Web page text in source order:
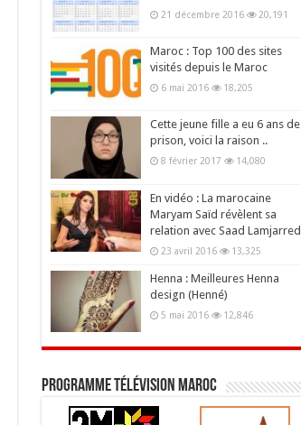
21 décembre 2016 20,191
Maroc : Top 100 des sites
visités depuis le Maroc
6 mai 2016 18,205
Cette jeune fille a eu 6 ans de
prison, voici la raison ..
8 février 2017 14,080
En vidéo : La marocaine
Maryam Saïd révèlent sa
relation avec Saad Lamjarred
23 avril 2016 13,325
Henna : Meilleures Henna
design (Henné)
5 mai 2016 12,846
Programme télévision maroc